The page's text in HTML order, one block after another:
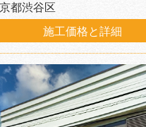
都渋谷区
施工価格と詳細